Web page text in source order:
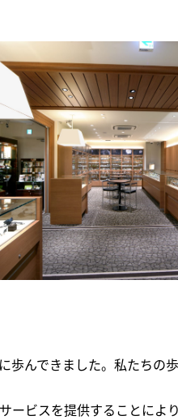
んできました。私たちの
ービスを提供することによ